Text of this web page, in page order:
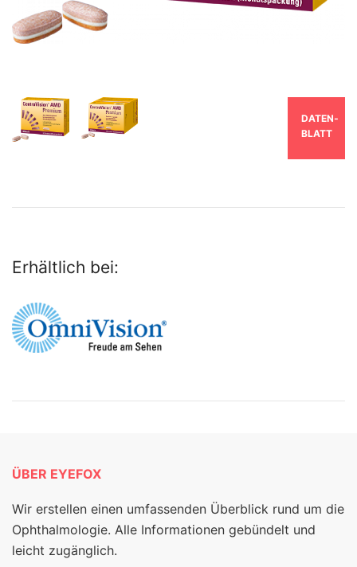
DATEN­
BLATT
Erhältlich bei:
ÜBER EYEFOX
Wir erstellen einen umfassenden Überblick rund um die
Ophthalmologie. Alle Informationen gebündelt und
leicht zugänglich.